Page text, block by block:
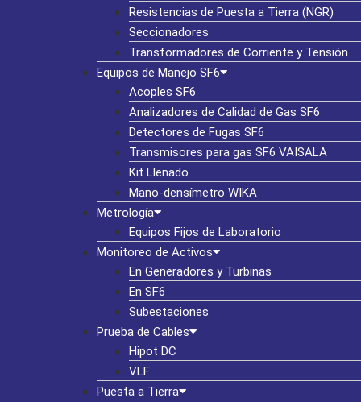
Resistencias de Puesta a Tierra (NGR)
Seccionadores
Transformadores de Corriente y Tensión
Equipos de Manejo SF6
Acoples SF6
Analizadores de Calidad de Gas SF6
Detectores de Fugas SF6
Transmisores para gas SF6 VAISALA
Kit Llenado
Mano-densímetro WIKA
Metrología
Equipos Fijos de Laboratorio
Monitoreo de Activos
En Generadores y Turbinas
En SF6
Subestaciones
Prueba de Cables
Hipot DC
VLF
Puesta a Tierra